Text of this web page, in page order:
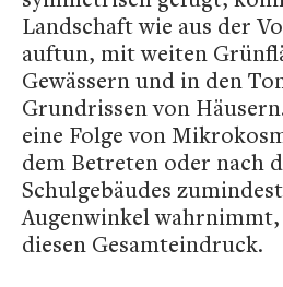
Landschaft wie aus der
auftun, mit weiten
Gewässern und in den
Grundrissen von
eine Folge von
dem Betreten oder nach
Schulgebäudes
Augenwinkel
diesen Gesamteindruck.